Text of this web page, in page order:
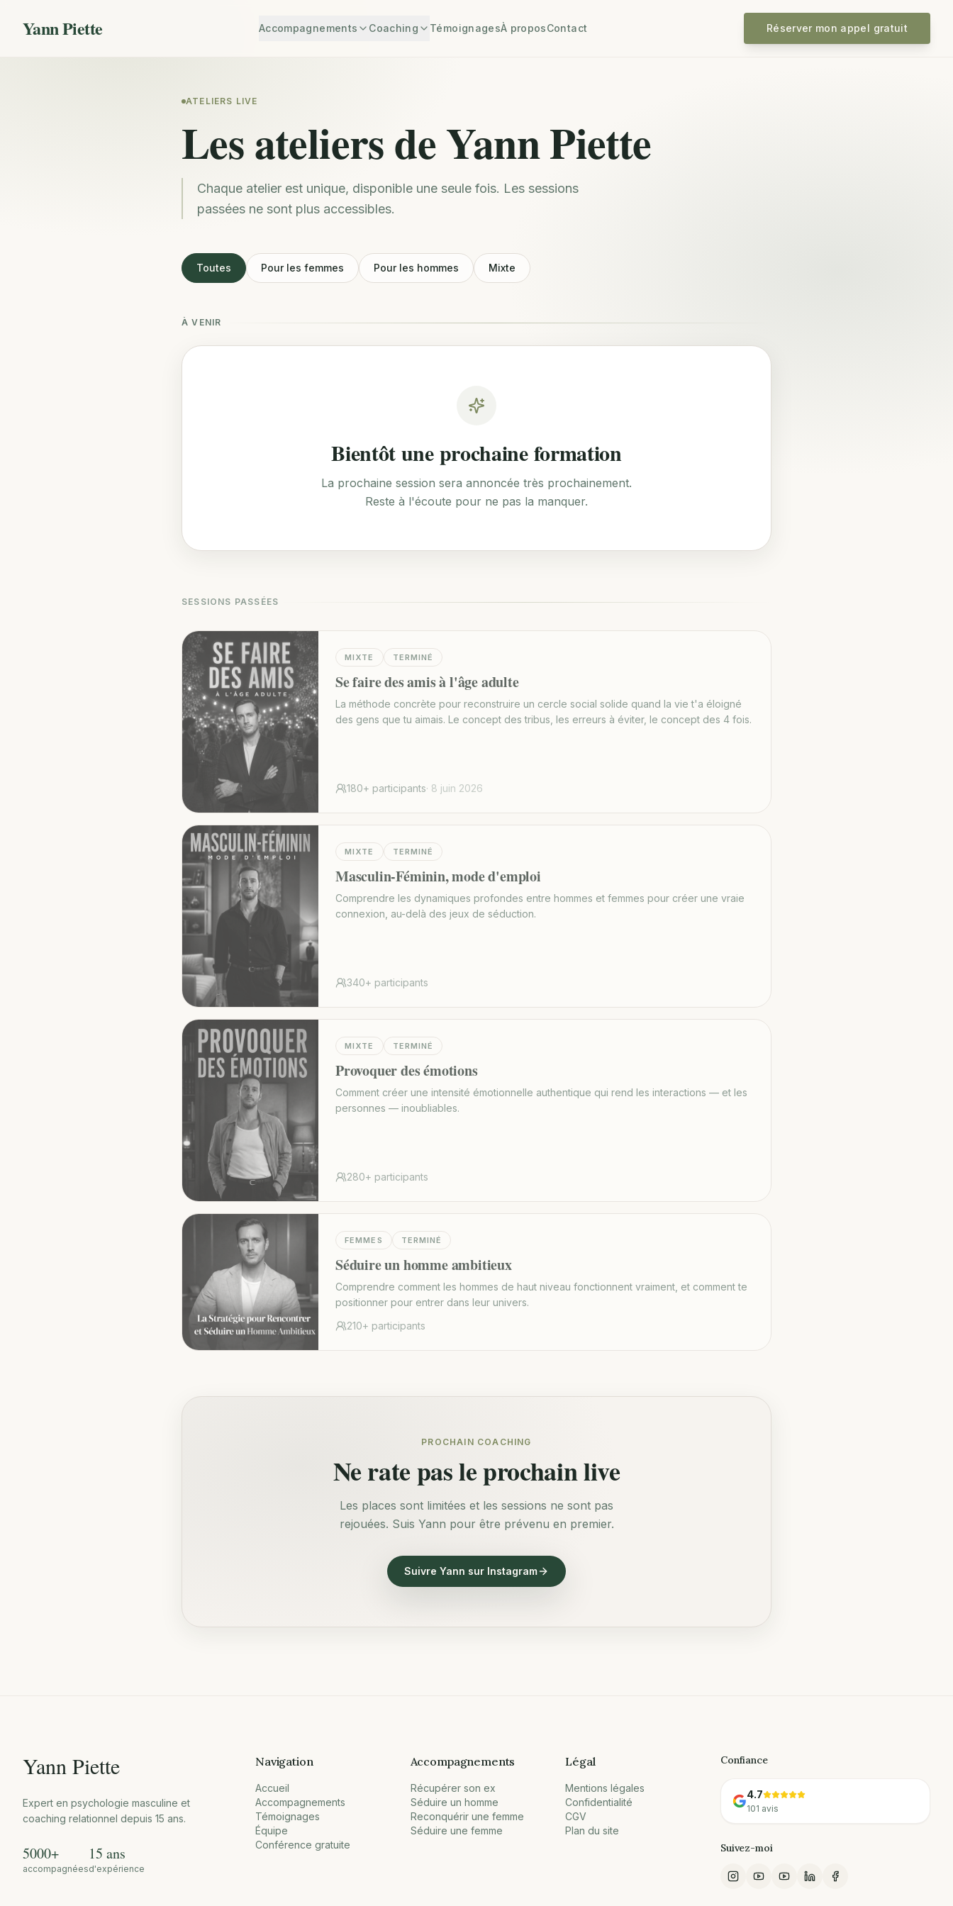
Yann Piette Accompagnements Coaching TémoignagesÀ proposContact Réserver mon appel gratuit
ATELIERS LIVE
Les ateliers de Yann Piette
Chaque atelier est unique, disponible une seule fois. Les sessions
passées ne sont plus accessibles.
Toutes Pour les femmes Pour les hommes Mixte
À VENIR
Bientôt une prochaine formation
La prochaine session sera annoncée très prochainement.
Reste à l'écoute pour ne pas la manquer.
SESSIONS PASSÉES
MIXTE TERMINÉ
Se faire des amis à l'âge adulte
La méthode concrète pour reconstruire un cercle social solide quand la vie t'a éloigné
des gens que tu aimais. Le concept des tribus, les erreurs à éviter, le concept des 4 fois.
180+ participants· 8 juin 2026
MIXTE TERMINÉ
Masculin-Féminin, mode d'emploi
Comprendre les dynamiques profondes entre hommes et femmes pour créer une vraie
connexion, au-delà des jeux de séduction.
340+ participants
MIXTE TERMINÉ
Provoquer des émotions
Comment créer une intensité émotionnelle authentique qui rend les interactions — et les
personnes — inoubliables.
280+ participants
FEMMES TERMINÉ
Séduire un homme ambitieux
Comprendre comment les hommes de haut niveau fonctionnent vraiment, et comment te
positionner pour entrer dans leur univers.
210+ participants
PROCHAIN COACHING
Ne rate pas le prochain live
Les places sont limitées et les sessions ne sont pas
rejouées. Suis Yann pour être prévenu en premier.
Suivre Yann sur Instagram
Yann Piette
Expert en psychologie masculine et
coaching relationnel depuis 15 ans.
5000+
accompagnées
15 ans
d'expérience
Navigation
Accueil
Accompagnements
Témoignages
Équipe
Conférence gratuite
Accompagnements
Récupérer son ex
Séduire un homme
Reconquérir une femme
Séduire une femme
Légal
Mentions légales
Confidentialité
CGV
Plan du site
Confiance
4.7
101 avis
Suivez-moi